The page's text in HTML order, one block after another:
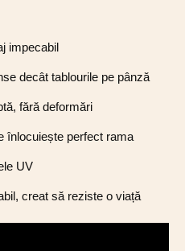
impecabil
decât tablourile pe pânză
fără deformări
înlocuiește perfect rama
UV
creat să reziste o viață